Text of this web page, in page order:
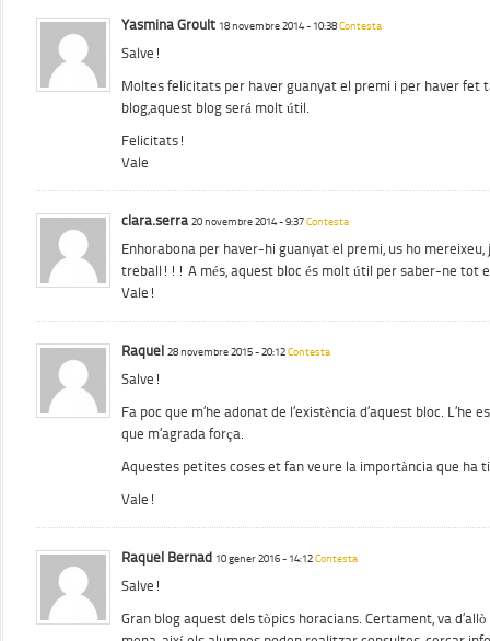
Yasmina Groult 18 novembre 2014 - 10:38Contesta
Salve!
Moltes felicitats per haver guanyat el premi i per haver fet
blog,aquest blog será molt útil.
Felicitats!
Vale
clara.serra 20 novembre 2014 - 9:37Contesta
Enhorabona per haver-hi guanyat el premi, us ho
treball!!! A més, aquest bloc és molt útil per saber-ne tot
Vale!
Raquel 28 novembre 2015 - 20:12Contesta
Salve!
Fa poc que m’he adonat de l’existència d’aquest bloc.
que m’agrada força.
Aquestes petites coses et fan veure la importància que ha
Vale!
Raquel Bernad 10 gener 2016 - 14:12Contesta
Salve!
Gran blog aquest dels tòpics horacians. Certament, va